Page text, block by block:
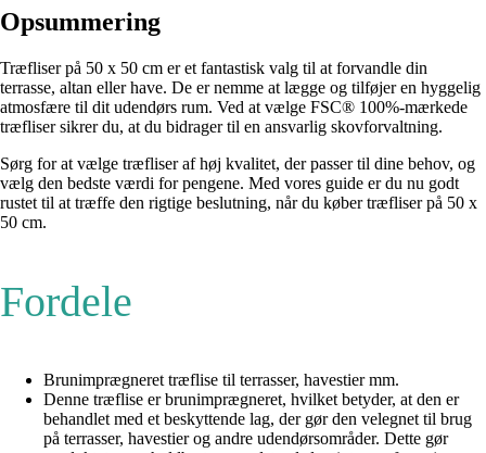
Opsummering
Træfliser på 50 x 50 cm er et fantastisk valg til at forvandle din
terrasse, altan eller have. De er nemme at lægge og tilføjer en hyggelig
atmosfære til dit udendørs rum. Ved at vælge FSC® 100%-mærkede
træfliser sikrer du, at du bidrager til en ansvarlig skovforvaltning.
Sørg for at vælge træfliser af høj kvalitet, der passer til dine behov, og
vælg den bedste værdi for pengene. Med vores guide er du nu godt
rustet til at træffe den rigtige beslutning, når du køber træfliser på 50 x
50 cm.
Fordele
Brunimprægneret træflise til terrasser, havestier mm.
Denne træflise er brunimprægneret, hvilket betyder, at den er
behandlet med et beskyttende lag, der gør den velegnet til brug
på terrasser, havestier og andre udendørsområder. Dette gør